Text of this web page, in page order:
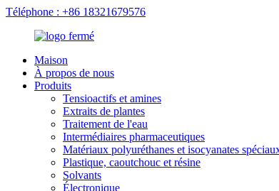
Téléphone : +86 18321679576
Maison
À propos de nous
Produits
Tensioactifs et amines
Extraits de plantes
Traitement de l'eau
Intermédiaires pharmaceutiques
Matériaux polyuréthanes et isocyanates
Plastique, caoutchouc et résine
Solvants
Électronique